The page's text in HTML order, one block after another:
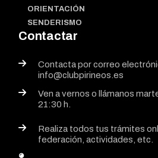
ORIENTACIÓN
SENDERISMO
Contactar
Contacta por correo
info@clubpirineos.es
Ven a vernos o llámanos
21:30 h.
Realiza todos tus trámites
federación, actividades, etc.